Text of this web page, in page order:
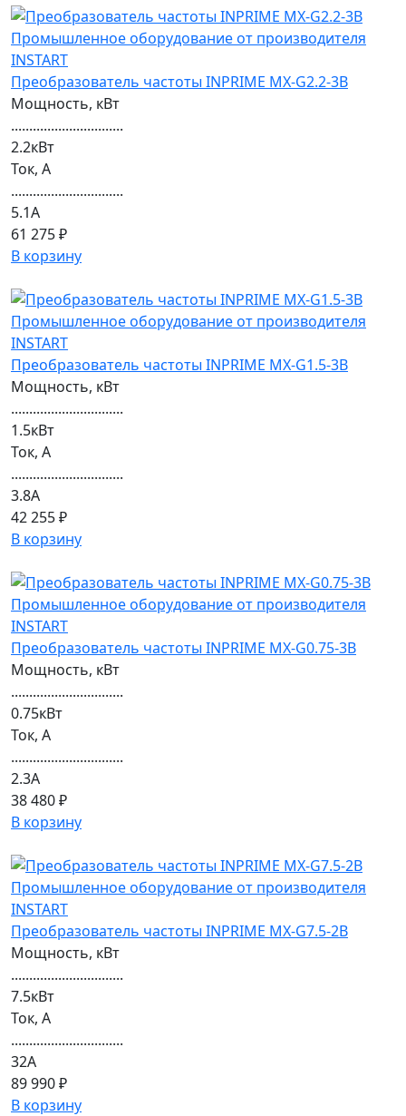
Преобразователь частоты INPRIME MX-G2.2-3B
Мощность, кВт
...............................
2.2кВт
Ток, А
...............................
5.1А
61 275 ₽
В корзину
Преобразователь частоты INPRIME MX-G1.5-3B
Мощность, кВт
...............................
1.5кВт
Ток, А
...............................
3.8A
42 255 ₽
В корзину
Преобразователь частоты INPRIME MX-G0.75-3B
Мощность, кВт
...............................
0.75кВт
Ток, А
...............................
2.3А
38 480 ₽
В корзину
Преобразователь частоты INPRIME MX-G7.5-2B
Мощность, кВт
...............................
7.5кВт
Ток, А
...............................
32А
89 990 ₽
В корзину